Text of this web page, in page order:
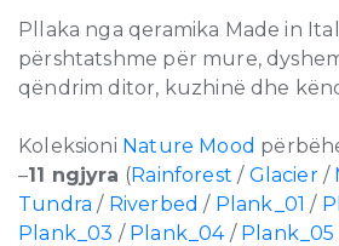
Pllaka nga qeramika Made in
përshtatshme për mure,
qëndrim ditor, kuzhinë dhe
Koleksioni Nature Mood
–11 ngjyra (Rainforest / Glacier/
Tundra / Riverbed / Plank_01 /
Plank_03 / Plank_04/ Plank_05